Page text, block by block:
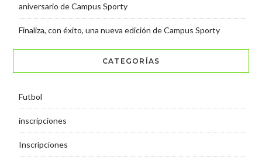
aniversario de Campus Sporty
Finaliza, con éxito, una nueva edición de Campus Sporty
CATEGORÍAS
Futbol
inscripciones
Inscripciones